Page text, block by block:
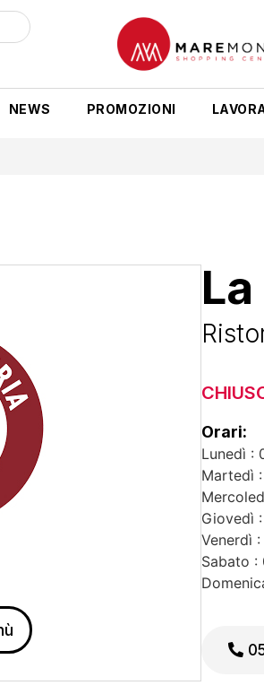
NEWS PROMOZIONI
Orari:
Lunedì :
Martedì
Giovedì
Venerdì
Sabato :